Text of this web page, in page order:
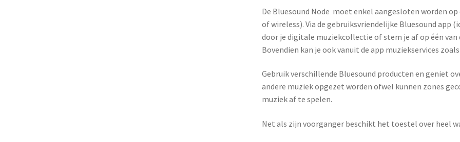
De Bluesound Node moet enkel aangesloten worden
of wireless). Via de gebruiksvriendelijke Bluesound app
door je digitale muziekcollectie of stem je af op één
Bovendien kan je ook vanuit de app muziekservices
Gebruik verschillende Bluesound producten en geniet
andere muziek opgezet worden ofwel kunnen zones
muziek af te spelen.
Net als zijn voorganger beschikt het toestel over heel